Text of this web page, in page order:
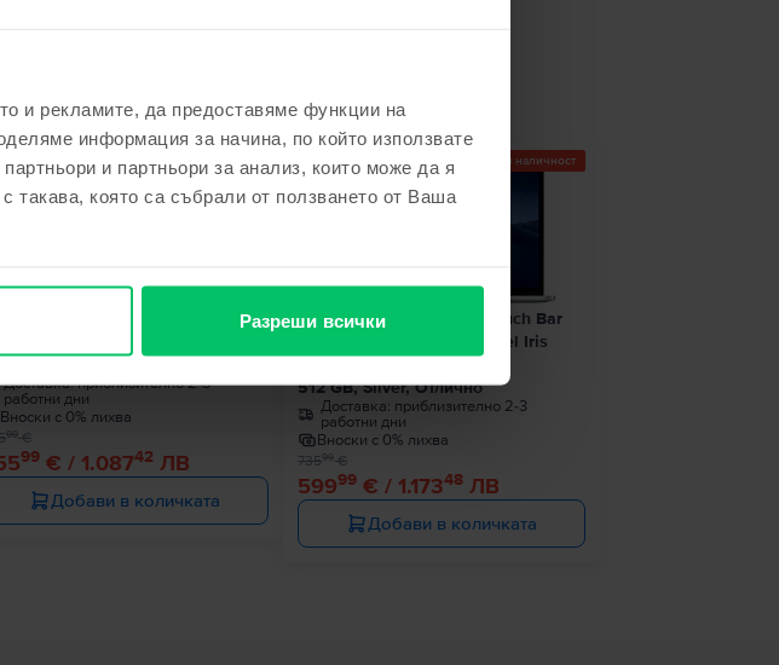
и рекламите, да предоставяме функции на
информация за начина, по който използвате
и партньори за анализ, които може да я
такава, която са събрали от ползването от Ваша
Разреши всички
търсене
€
MacBook Pro 13″ 2020, M1 8
Доставка:приблизително 2-3
работни дни
Вноски с 0% лихва
99 € / 1.08742 ЛВ
99€
Добави в количката
- 136 € Последен в наличност
Apple MacBook Pro 13″ Touch Bar
2019, i7 2.8 GHz, 8 GB, Intel Iris
512 GB, Silver, Отлично
Доставка: приблизително 2-3
работни дни
Вноски с 0% лихва
59999 € / 1.17348 ЛВ
73599€
Добави в количката